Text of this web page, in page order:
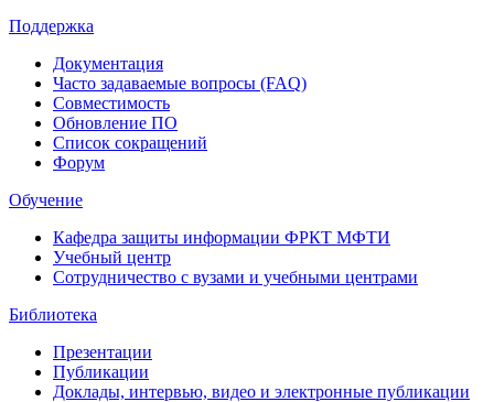
Поддержка
Документация
Часто задаваемые вопросы (FAQ)
Совместимость
Обновление ПО
Список сокращений
Форум
Обучение
Кафедра защиты информации ФРКТ МФТИ
Учебный центр
Сотрудничество с вузами и учебными центрами
Библиотека
Презентации
Публикации
Доклады, интервью, видео и электронные публикации